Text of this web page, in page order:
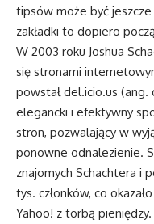
tipsów może być
zakładki to dopiero
W 2003 roku Joshua
się stronami
powstał del.icio.us
elegancki i efektywny
stron, pozwalający w
ponowne odnalezienie.
znajomych Schachtera i
tys. członków, co
Yahoo! z torbą pieniędzy.